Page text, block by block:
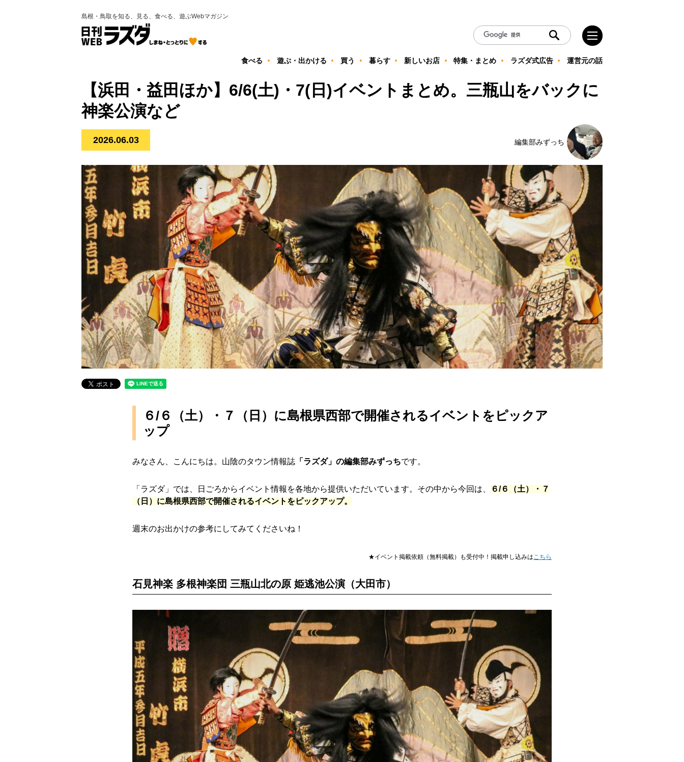
島根・鳥取を知る、見る、食べる、遊ぶWebマガジン
食べる 遊ぶ・出かける 買う 暮らす 新しいお店 特集・まとめ ラズダ式広告 運営元の話
【浜田・益田ほか】6/6(土)・7(日)イベントまとめ。三瓶山をバックに
神楽公演など
2026.06.03 編集部みずっち
６/６（土）・７（日）に島根県西部で開催されるイベントをピックア
ップ
みなさん、こんにちは。山陰のタウン情報誌 「ラズダ」の編集部みずっちです。
「ラズダ」では、日ごろからイベント情報を各地から提供いただいています。その中から今回は、
６/６（土）・７
（日）に島根県西部で開催されるイベントをピックアップ。
週末のお出かけの参考にしてみてくださいね！
★イベント掲載依頼（無料掲載）も受付中！掲載申し込みはこちら
石見神楽 多根神楽団 三瓶山北の原 姫逃池公演（大田市）